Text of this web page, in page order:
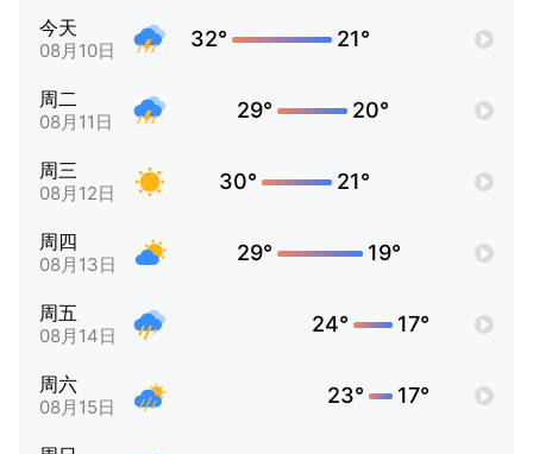
今天
08月10日 32° 21°
周二
08月11日 29° 20°
周三
08月12日 30° 21°
周四
08月13日 29° 19°
周五
08月14日 24° 17°
周六
08月15日 23° 17°